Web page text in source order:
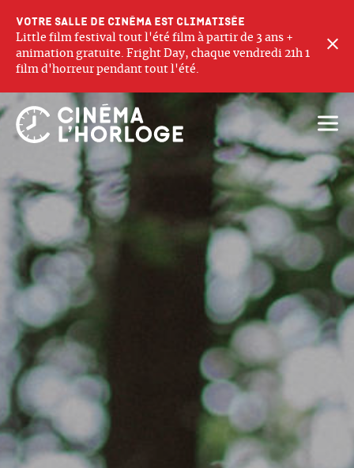
Votre salle de cinéma est climatisée
Little film festival tout l'été film à partir de 3 ans +
animation gratuite. Fright Day, chaque vendredi 21h 1
film d'horreur pendant tout l'été.